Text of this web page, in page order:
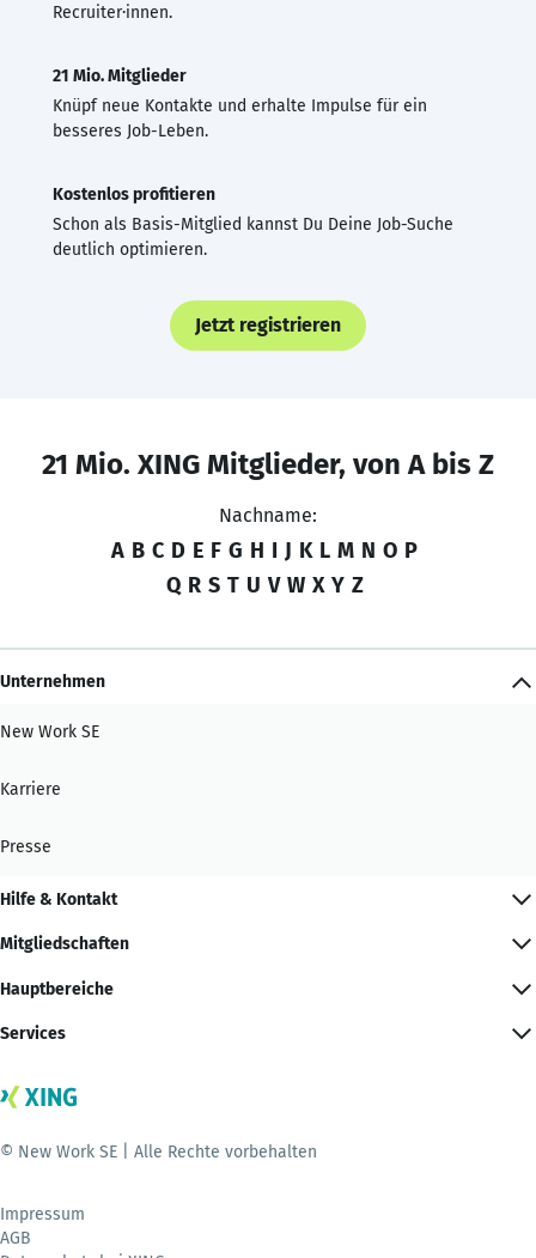
Recruiter·innen.
21 Mio. Mitglieder
Knüpf neue Kontakte und erhalte Impulse für ein
besseres Job-Leben.
Kostenlos profitieren
Schon als Basis-Mitglied kannst Du Deine Job-Suche
deutlich optimieren.
Jetzt registrieren
21 Mio. XING Mitglieder, von A bis Z
Nachname:
A B C D E F G H I J K L M N O P
Q R S T U V W X Y Z
Unternehmen
New Work SE
Karriere
Presse
Hilfe & Kontakt
Mitgliedschaften
Hauptbereiche
Services
© New Work SE | Alle Rechte vorbehalten
Impressum
AGB